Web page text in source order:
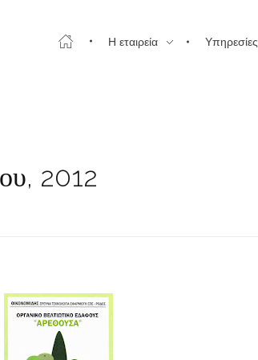
Η εταιρεία Υπηρεσίες
2012